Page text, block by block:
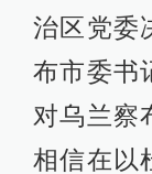
治区党委
布市委书
对乌兰察
相信在以